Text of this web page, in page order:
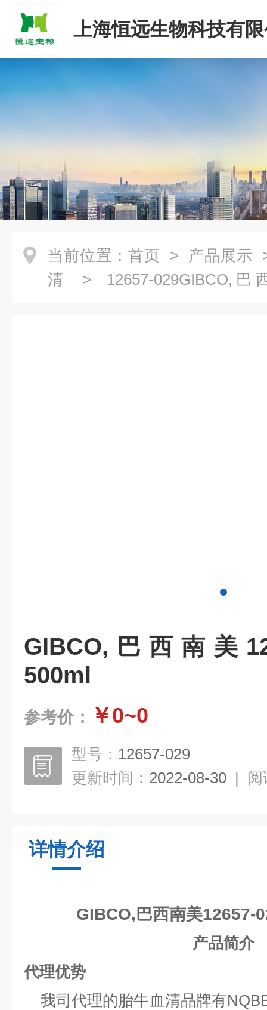
上海恒远生物科技有
当前位置： 首页 > 产品展示
清
> 12657-029GIBCO,巴
GIBCO,巴西南美
500ml
参考价： ￥0~0
型号： 12657-029
更新时间： 2022-08-30 | 阅
详情介绍
GIBCO,巴西南美12657-
产品简介
代理优势
我司代理的胎牛血清品牌有